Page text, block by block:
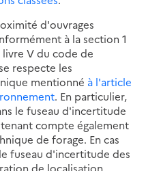
d'ouvrages
à la section 1
V du code de
respecte les
mentionné à l'article
. En particulier,
le fuseau d'incertitude
compte également
de forage. En cas
fuseau d'incertitude des
de localisation